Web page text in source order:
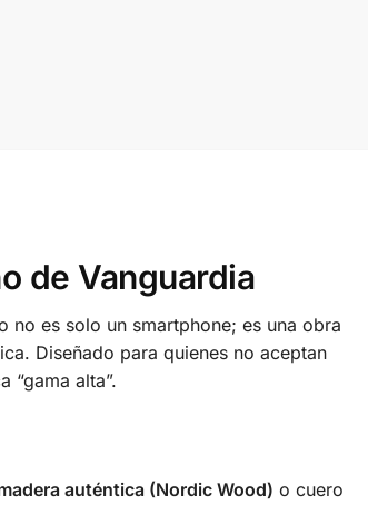
de Vanguardia
no es solo un smartphone; es una obra
Diseñado para quienes no aceptan
“gama alta”.
auténtica (Nordic Wood) o cuero